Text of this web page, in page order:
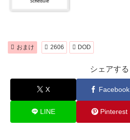
おまけ 2606 DOD
シェアする
X Facebook
LINE Pinterest